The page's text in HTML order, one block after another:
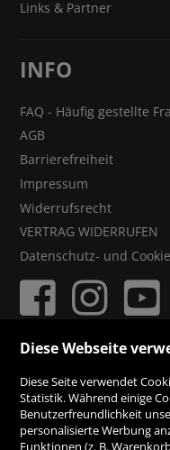
Links & Partner
INFO
FAQ - Häufig gestellte
AGB
Barrierefreiheit
Impressum
Widerrufsrecht
VERTRAG WIDERRUFEN
Datenschutz- und
Diese Webseite
Diese Seite verwendet
Statistik. Während einige
Benutzerfreundlichkeit
personalisierte Werbung
Funktionen (z. B.